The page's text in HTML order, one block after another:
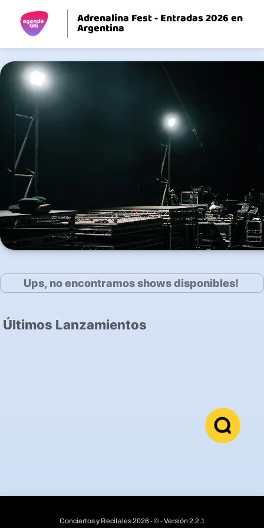
Adrenalina Fest - Entradas 2026 en
Argentina
Ups, no encontramos shows disponibles!
Últimos Lanzamientos
Conciertos y Recitales 2026 - © - Versión 2.2.1